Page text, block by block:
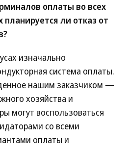
оплаты во всех
планируется ли отказ от
изначально
система оплаты.
нашим заказчиком —
хозяйства и
могут воспользоваться
со всеми
оплаты и